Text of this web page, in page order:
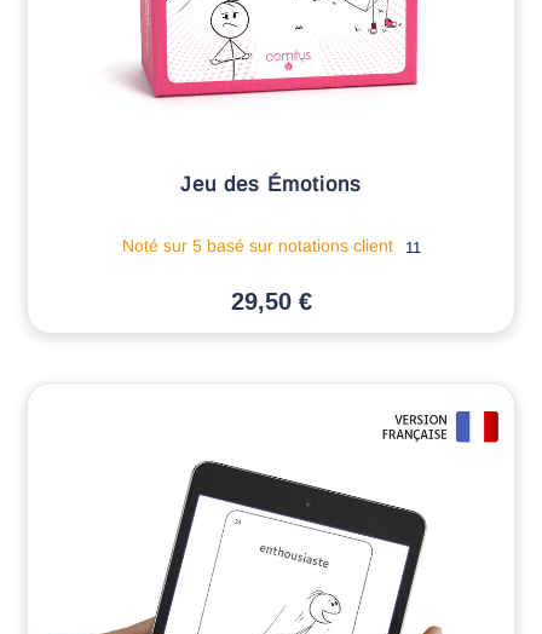
Jeu des Émotions
Noté sur 5 basé sur notations client 11
29,50€